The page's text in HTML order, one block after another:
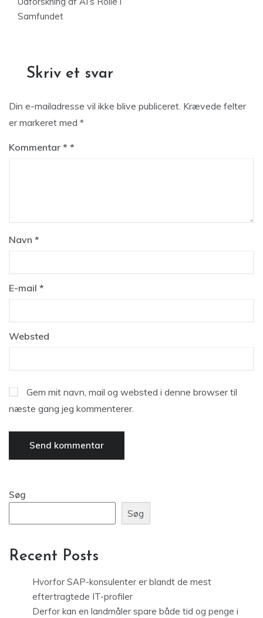
Samfundet
Skriv et svar
Din e-mailadresse vil ikke blive publiceret. Krævede felter
er markeret med *
Kommentar *
Navn *
E-mail *
Websted
Gem mit navn, mail og websted i denne browser til
næste gang jeg kommenterer.
Søg
Søg
Recent Posts
Hvorfor SAP-konsulenter er blandt de mest
eftertragtede IT-profiler
Derfor kan en landmåler spare både tid og penge i